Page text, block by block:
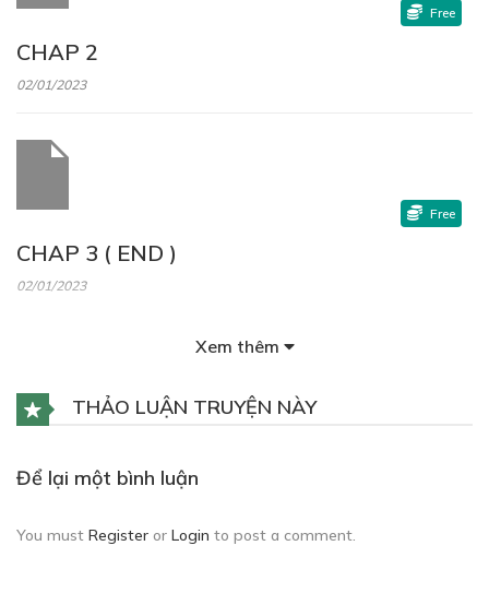
CHAP 2
02/01/2023
Free
CHAP 3 ( END )
02/01/2023
Free
Xem thêm
THẢO LUẬN TRUYỆN NÀY
Để lại một bình luận
You must Register or Login to post a comment.